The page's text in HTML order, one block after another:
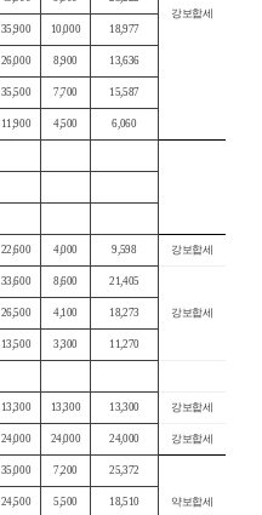
강보합세
35,900 10,000 18,977
26,000 8,900 13,636
35,500 7,700 15,587
11,900 4,500 6,060
22,600 4,000 9,598 강보합세
33,600 8,600 21,405
강보합세
26,500 4,100 18,273
13,500 3,300 11,270
13,300 13,300 13,300 강보합세
24,000 24,000 24,000 강보합세
35,000 7,200 25,372
약보합세
24,500 5,500 18,510